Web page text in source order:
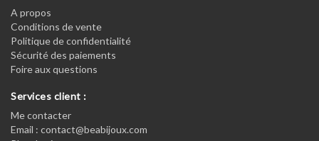
A propos
Conditions de vente
Politique de confidentialité
Sécurité des paiements
Foire aux questions
Services client :
Me contacter
Email : contact@beabijoux.com